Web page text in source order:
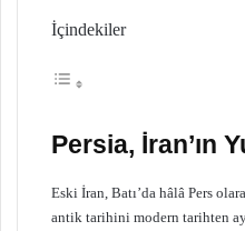
İçindekiler
Persia, İran’ın
Eski İran, Batı’da hâlâ Pers
antik tarihini modern tarihten